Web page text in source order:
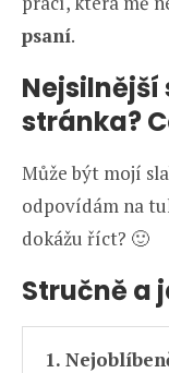
psaní.
Nejsilnější
stránka?
Může být mojí
odpovídám na
dokážu říct? 🙂
Stručně a
1.